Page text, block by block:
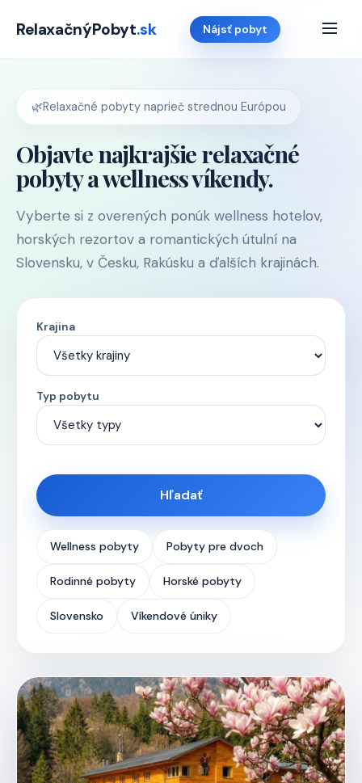
RelaxačnýPobyt.sk Nájsť pobyt
🌿Relaxačné pobyty naprieč strednou Európou
Objavte najkrajšie relaxačné
pobyty a wellness víkendy.
Vyberte si z overených ponúk wellness hotelov,
horských rezortov a romantických útulní na
Slovensku, v Česku, Rakúsku a ďalších krajinách.
Krajina
Typ pobytu
Hľadať
Wellness pobyty Pobyty pre dvoch
Rodinné pobyty Horské pobyty
Slovensko Víkendové úniky